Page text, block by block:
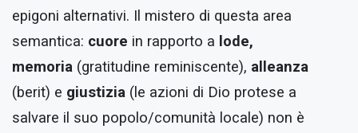
epigoni alternativi. Il mistero di questa area
semantica: cuore in rapporto a lode,
memoria (gratitudine reminiscente), alleanza
(berit) e giustizia (le azioni di Dio protese a
salvare il suo popolo/comunità locale) non è